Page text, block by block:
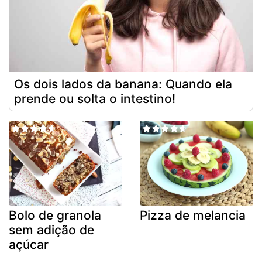
Os dois lados da banana: Quando ela
prende ou solta o intestino!
Bolo de granola
sem adição de
açúcar
Pizza de melancia